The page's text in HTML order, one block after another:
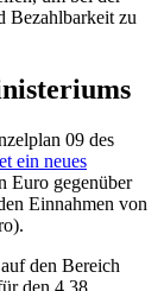
Bezahlbarkeit zu
09 des
ein neues
Euro gegenüber
Einnahmen von
den Bereich